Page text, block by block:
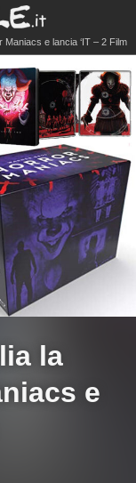
e lancia ‘IT – 2 Film
la
e